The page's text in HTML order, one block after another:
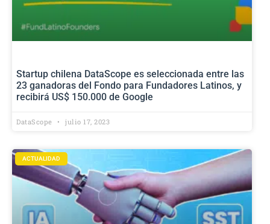
Startup chilena DataScope es seleccionada entre las
23 ganadoras del Fondo para Fundadores Latinos, y
recibirá US$ 150.000 de Google
DataScope julio 17, 2023
ACTUALIDAD